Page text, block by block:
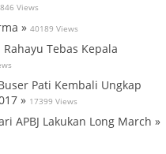
Views
» 40189 Views
Tebas Kepala
Pati Kembali Ungkap
» 17399 Views
APBJ Lakukan Long March »